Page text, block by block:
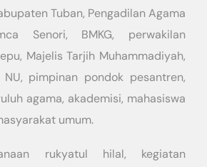
Tuban, Pengadilan Agama
Senori, BMKG, perwakilan
Majelis Tarjih Muhammadiyah,
NU, pimpinan pondok pesantren,
agama, akademisi, mahasiswa
umum.
rukyatul hilal, kegiatan